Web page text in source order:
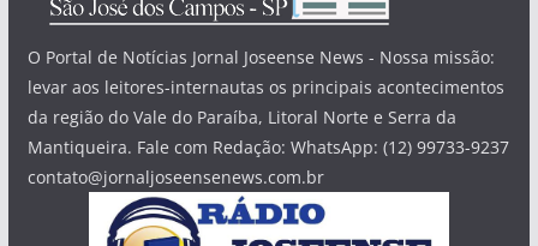
O Portal de Notícias Jornal Joseense News - Nossa missão:
levar aos leitores-internautas os principais acontecimentos
da região do Vale do Paraíba, Litoral Norte e Serra da
Mantiqueira. Fale com Redação: WhatsApp: (12) 99733-9237
contato@jornaljoseensenews.com.br